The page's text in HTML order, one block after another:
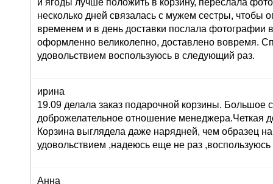
и ягоды лучше положить в корзину, переслала
несколько дней связалась с мужем сестры, чтобы
временем и в день доставки послала фотографии
оформленно великолепно, доставлено вовремя.
удовольствием воспользуюсь в следующий раз.
ирина
19.09 делала заказ подарочной корзины. Большое
доброжелательное отношение менеджера.Четкая
Корзина выглядела даже нарядней, чем образец
удовольствием ,надеюсь еще не раз
Анна